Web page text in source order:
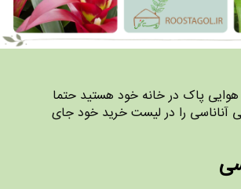
هوایی پاک در خانه خود هستید حتما
آناناسی را در لیست خرید خود جای